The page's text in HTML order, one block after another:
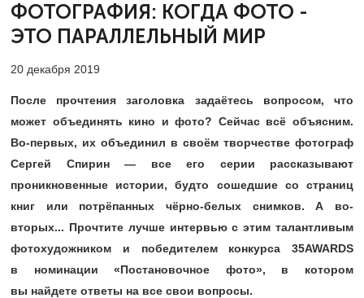
ФОТОГРАФИЯ: КОГДА ФОТО -
ЭТО ПАРАЛЛЕЛЬНЫЙ МИР
20 декабря 2019
После прочтения заголовка задаётесь вопросом, что
может объединять кино и фото? Сейчас всё объясним.
Во-первых, их объединил в своём творчестве фотограф
Сергей Спирин — все его серии рассказывают
проникновенные истории, будто сошедшие со страниц
книг или потрёпанных чёрно-белых снимков. А во-
вторых... Прочтите лучше интервью с этим талантливым
фотохудожником и победителем конкурса 35AWARDS
в номинации «Постановочное фото», в котором
вы найдете ответы на все свои вопросы.